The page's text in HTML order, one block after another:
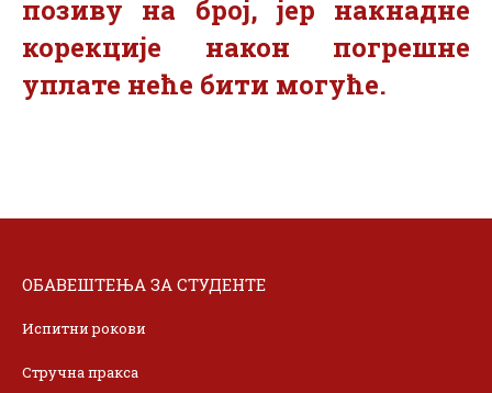
позиву на број, јер накнадне
корекције након погрешне
уплате неће бити могуће.
ОБАВЕШТЕЊА ЗА СТУДЕНТЕ
Испитни рокови
Стручна пракса